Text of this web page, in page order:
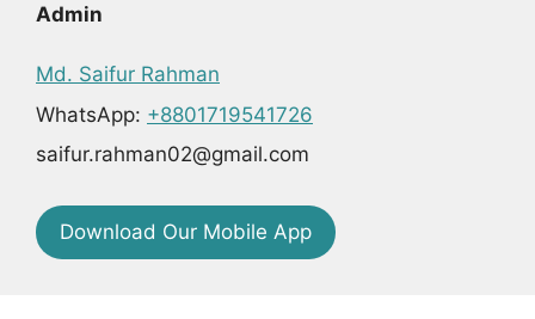
Admin
Md. Saifur Rahman
WhatsApp: +8801719541726
saifur.rahman02@gmail.com
Download Our Mobile App